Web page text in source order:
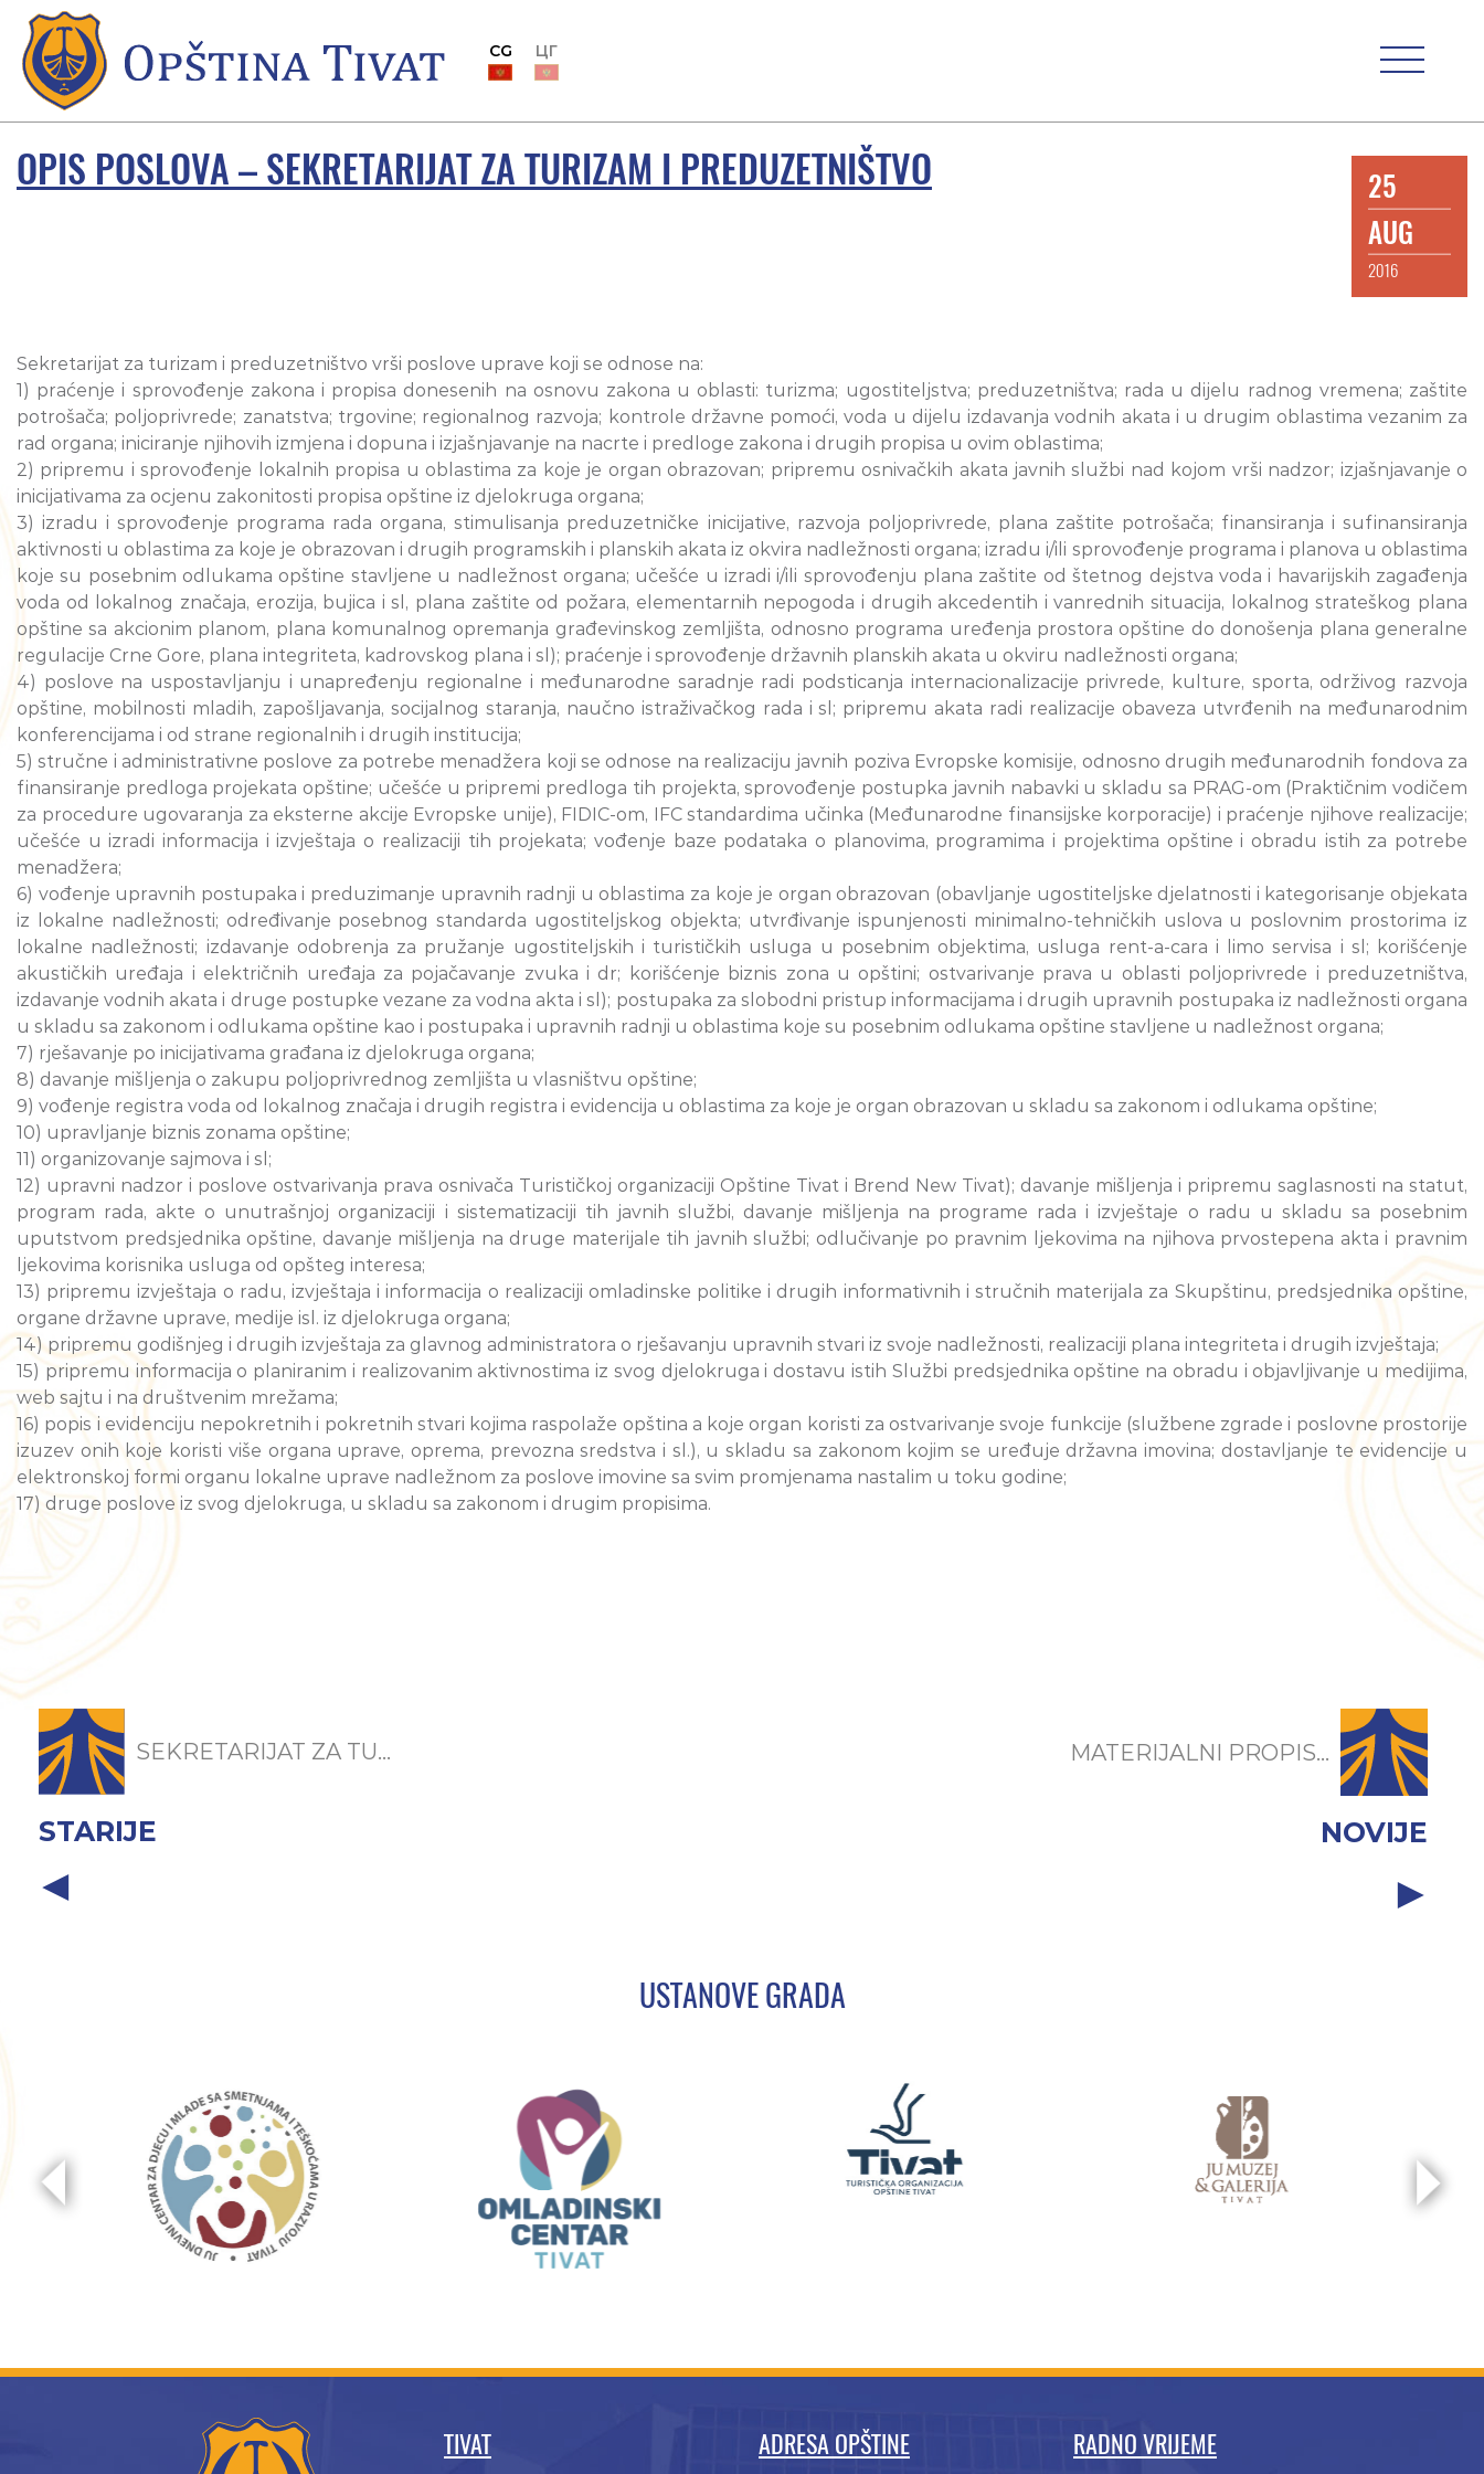
CG ЦГ
OPIS POSLOVA – SEKRETARIJAT ZA TURIZAM I PREDUZETNIŠTVO
25
AUG
2016
Sekretarijat za turizam i preduzetništvo vrši poslove uprave koji se odnose na:
1) praćenje i sprovođenje zakona i propisa donesenih na osnovu zakona u oblasti: turizma; ugostiteljstva; preduzetništva; rada u dijelu radnog vremena; zaštite
potrošača; poljoprivrede; zanatstva; trgovine; regionalnog razvoja; kontrole državne pomoći, voda u dijelu izdavanja vodnih akata i u drugim oblastima vezanim za
rad organa; iniciranje njihovih izmjena i dopuna i izjašnjavanje na nacrte i predloge zakona i drugih propisa u ovim oblastima;
2) pripremu i sprovođenje lokalnih propisa u oblastima za koje je organ obrazovan; pripremu osnivačkih akata javnih službi nad kojom vrši nadzor; izjašnjavanje o
inicijativama za ocjenu zakonitosti propisa opštine iz djelokruga organa;
3) izradu i sprovođenje programa rada organa, stimulisanja preduzetničke inicijative, razvoja poljoprivrede, plana zaštite potrošača; finansiranja i sufinansiranja
aktivnosti u oblastima za koje je obrazovan i drugih programskih i planskih akata iz okvira nadležnosti organa; izradu i/ili sprovođenje programa i planova u oblastima
koje su posebnim odlukama opštine stavljene u nadležnost organa; učešće u izradi i/ili sprovođenju plana zaštite od štetnog dejstva voda i havarijskih zagađenja
voda od lokalnog značaja, erozija, bujica i sl, plana zaštite od požara, elementarnih nepogoda i drugih akcedentih i vanrednih situacija, lokalnog strateškog plana
opštine sa akcionim planom, plana komunalnog opremanja građevinskog zemljišta, odnosno programa uređenja prostora opštine do donošenja plana generalne
regulacije Crne Gore, plana integriteta, kadrovskog plana i sl); praćenje i sprovođenje državnih planskih akata u okviru nadležnosti organa;
4) poslove na uspostavljanju i unapređenju regionalne i međunarodne saradnje radi podsticanja internacionalizacije privrede, kulture, sporta, održivog razvoja
opštine, mobilnosti mladih, zapošljavanja, socijalnog staranja, naučno istraživačkog rada i sl; pripremu akata radi realizacije obaveza utvrđenih na međunarodnim
konferencijama i od strane regionalnih i drugih institucija;
5) stručne i administrativne poslove za potrebe menadžera koji se odnose na realizaciju javnih poziva Evropske komisije, odnosno drugih međunarodnih fondova za
finansiranje predloga projekata opštine; učešće u pripremi predloga tih projekta, sprovođenje postupka javnih nabavki u skladu sa PRAG-om (Praktičnim vodičem
za procedure ugovaranja za eksterne akcije Evropske unije), FIDIC-om, IFC standardima učinka (Međunarodne finansijske korporacije) i praćenje njihove realizacije;
učešće u izradi informacija i izvještaja o realizaciji tih projekata; vođenje baze podataka o planovima, programima i projektima opštine i obradu istih za potrebe
menadžera;
6) vođenje upravnih postupaka i preduzimanje upravnih radnji u oblastima za koje je organ obrazovan (obavljanje ugostiteljske djelatnosti i kategorisanje objekata
iz lokalne nadležnosti; određivanje posebnog standarda ugostiteljskog objekta; utvrđivanje ispunjenosti minimalno-tehničkih uslova u poslovnim prostorima iz
lokalne nadležnosti; izdavanje odobrenja za pružanje ugostiteljskih i turističkih usluga u posebnim objektima, usluga rent-a-cara i limo servisa i sl; korišćenje
akustičkih uređaja i električnih uređaja za pojačavanje zvuka i dr; korišćenje biznis zona u opštini; ostvarivanje prava u oblasti poljoprivrede i preduzetništva,
izdavanje vodnih akata i druge postupke vezane za vodna akta i sl); postupaka za slobodni pristup informacijama i drugih upravnih postupaka iz nadležnosti organa
u skladu sa zakonom i odlukama opštine kao i postupaka i upravnih radnji u oblastima koje su posebnim odlukama opštine stavljene u nadležnost organa;
7) rješavanje po inicijativama građana iz djelokruga organa;
8) davanje mišljenja o zakupu poljoprivrednog zemljišta u vlasništvu opštine;
9) vođenje registra voda od lokalnog značaja i drugih registra i evidencija u oblastima za koje je organ obrazovan u skladu sa zakonom i odlukama opštine;
10) upravljanje biznis zonama opštine;
11) organizovanje sajmova i sl;
12) upravni nadzor i poslove ostvarivanja prava osnivača Turističkoj organizaciji Opštine Tivat i Brend New Tivat); davanje mišljenja i pripremu saglasnosti na statut,
program rada, akte o unutrašnjoj organizaciji i sistematizaciji tih javnih službi, davanje mišljenja na programe rada i izvještaje o radu u skladu sa posebnim
uputstvom predsjednika opštine, davanje mišljenja na druge materijale tih javnih službi; odlučivanje po pravnim ljekovima na njihova prvostepena akta i pravnim
ljekovima korisnika usluga od opšteg interesa;
13) pripremu izvještaja o radu, izvještaja i informacija o realizaciji omladinske politike i drugih informativnih i stručnih materijala za Skupštinu, predsjednika opštine,
organe državne uprave, medije isl. iz djelokruga organa;
14) pripremu godišnjeg i drugih izvještaja za glavnog administratora o rješavanju upravnih stvari iz svoje nadležnosti, realizaciji plana integriteta i drugih izvještaja;
15) pripremu informacija o planiranim i realizovanim aktivnostima iz svog djelokruga i dostavu istih Službi predsjednika opštine na obradu i objavljivanje u medijima,
web sajtu i na društvenim mrežama;
16) popis i evidenciju nepokretnih i pokretnih stvari kojima raspolaže opština a koje organ koristi za ostvarivanje svoje funkcije (službene zgrade i poslovne prostorije
izuzev onih koje koristi više organa uprave, oprema, prevozna sredstva i sl.), u skladu sa zakonom kojim se uređuje državna imovina; dostavljanje te evidencije u
elektronskoj formi organu lokalne uprave nadležnom za poslove imovine sa svim promjenama nastalim u toku godine;
17) druge poslove iz svog djelokruga, u skladu sa zakonom i drugim propisima.
SEKRETARIJAT ZA TU...
STARIJE
MATERIJALNI PROPIS...
NOVIJE
USTANOVE GRADA
TIVAT ADRESA OPŠTINE RADNO VRIJEME